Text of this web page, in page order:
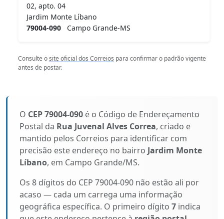
02, apto. 04
Jardim Monte Líbano
79004-090 Campo Grande-MS
Consulte osite oficial dos Correios para confirmar o padrão vigente
antes de postar.
O CEP 79004-090 é o Código de Endereçamento
Postal da Rua Juvenal Alves Correa, criado e
mantido pelos Correios para identificar com
precisão este endereço no bairro Jardim Monte
Líbano, em Campo Grande/MS.
Os 8 dígitos do CEP 79004-090 não estão ali por
acaso — cada um carrega uma informação
geográfica específica. O primeiro dígito 7 indica